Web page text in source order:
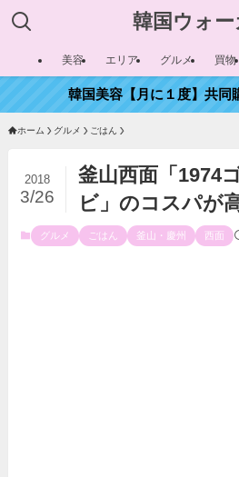
韓国ウォー
美容 エリア グルメ 買物
韓国美容【月に１度】共同
ホーム グルメ ごはん
釜山西面「1974
ビ」のコスパが
2018
3/26
グルメ ごはん 釜山・慶州 西面